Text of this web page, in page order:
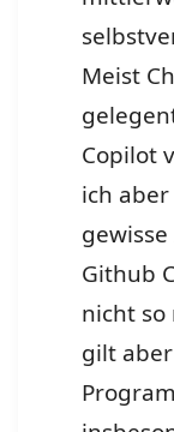
Meist
Copilot
ich
Github
nicht
gilt